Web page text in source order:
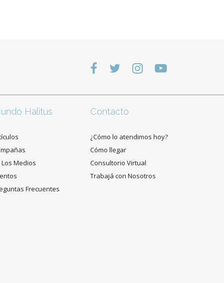
Halitus
Los Medios
Frecuentes
Contacto
¿Cómo lo atendimos hoy?
Cómo llegar
Consultorio Virtual
Trabajá con Nosotros